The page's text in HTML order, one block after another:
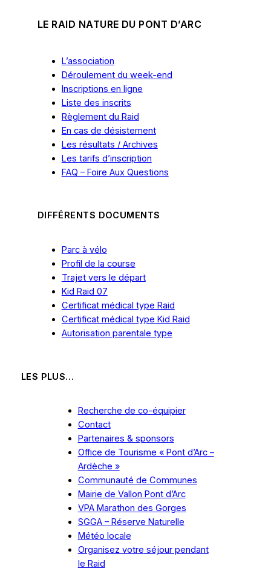
LE RAID NATURE DU PONT D’ARC
L’association
Déroulement du week-end
Inscriptions en ligne
Liste des inscrits
Règlement du Raid
En cas de désistement
Les résultats / Archives
Les tarifs d’inscription
FAQ – Foire Aux Questions
DIFFÉRENTS DOCUMENTS
Parc à vélo
Profil de la course
Trajet vers le départ
Kid Raid 07
Certificat médical type Raid
Certificat médical type Kid Raid
Autorisation parentale type
LES PLUS…
Recherche de co-équipier
Contact
Partenaires & sponsors
Office de Tourisme « Pont d’Arc –
Ardèche »
Communauté de Communes
Mairie de Vallon Pont d’Arc
VPA Marathon des Gorges
SGGA – Réserve Naturelle
Météo locale
Organisez votre séjour pendant
le Raid